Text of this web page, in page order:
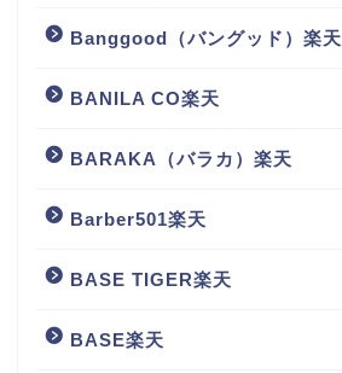
Banggood（バングッド）楽天
BANILA CO楽天
BARAKA（バラカ）楽天
Barber501楽天
BASE TIGER楽天
BASE楽天